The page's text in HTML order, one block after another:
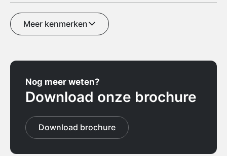
Meer kenmerken
Nog meer weten?
Download onze brochure
Download brochure